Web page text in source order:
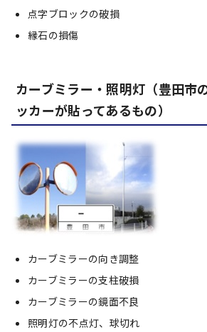
点字ブロックの破損
縁石の損傷
カーブミラー・照明灯（豊田市
ッカーが貼ってあるもの）
カーブミラーの向き調整
カーブミラーの支柱破損
カーブミラーの鏡面不良
照明灯の不点灯、球切れ